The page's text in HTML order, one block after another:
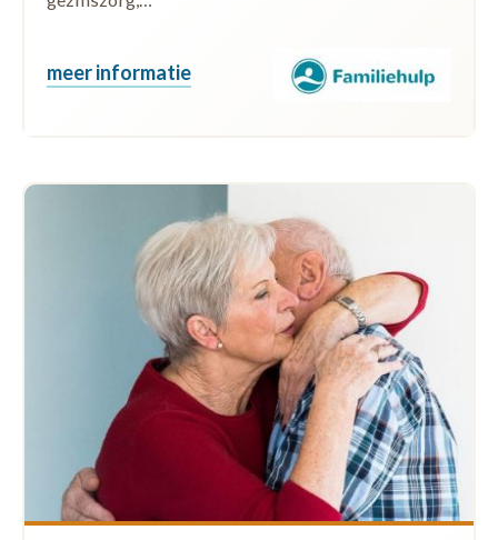
meer informatie